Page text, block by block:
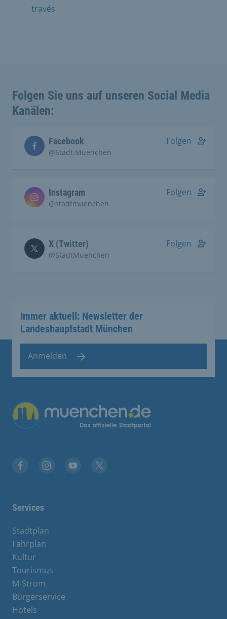
través
Folgen Sie uns auf unseren Social Media
Kanälen:
Facebook
@Stadt.Muenchen
Folgen
Instagram
@stadtmuenchen
Folgen
X (Twitter)
@StadtMuenchen
Folgen
Immer aktuell: Newsletter der
Landeshauptstadt München
Anmelden
Übergreifende Links
Services
Stadtplan
Fahrplan
Kultur
Tourismus
M-Strom
Bürgerservice
Hotels